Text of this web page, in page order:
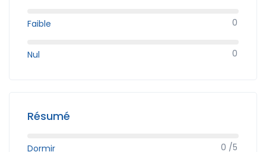
Faible 0
Nul 0
Résumé
Dormir 0 /5